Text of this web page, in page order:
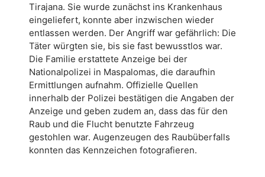
Tirajana. Sie wurde zunächst ins Krankenhaus
eingeliefert, konnte aber inzwischen wieder
entlassen werden. Der Angriff war gefährlich: Die
Täter würgten sie, bis sie fast bewusstlos war.
Die Familie erstattete Anzeige bei der
Nationalpolizei in Maspalomas, die daraufhin
Ermittlungen aufnahm. Offizielle Quellen
innerhalb der Polizei bestätigen die Angaben der
Anzeige und geben zudem an, dass das für den
Raub und die Flucht benutzte Fahrzeug
gestohlen war. Augenzeugen des Raubüberfalls
konnten das Kennzeichen fotografieren.